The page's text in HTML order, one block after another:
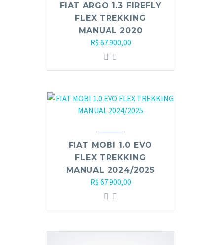
FIAT ARGO 1.3 FIREFLY
FLEX TREKKING
MANUAL 2020
R$ 67.900,00
FIAT MOBI 1.0 EVO
FLEX TREKKING
MANUAL 2024/2025
R$ 67.900,00